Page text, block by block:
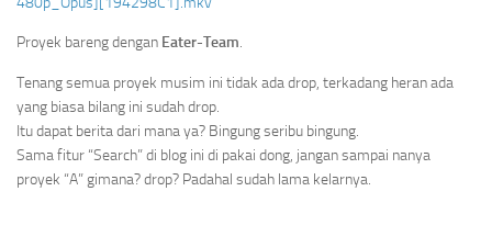
Proyek bareng dengan Eater-Team.
Tenang semua proyek musim ini tidak ada drop, terkadang heran ada
yang biasa bilang ini sudah drop.
Itu dapat berita dari mana ya? Bingung seribu bingung.
Sama fitur “Search” di blog ini di pakai dong, jangan sampai nanya
proyek “A” gimana? drop? Padahal sudah lama kelarnya.